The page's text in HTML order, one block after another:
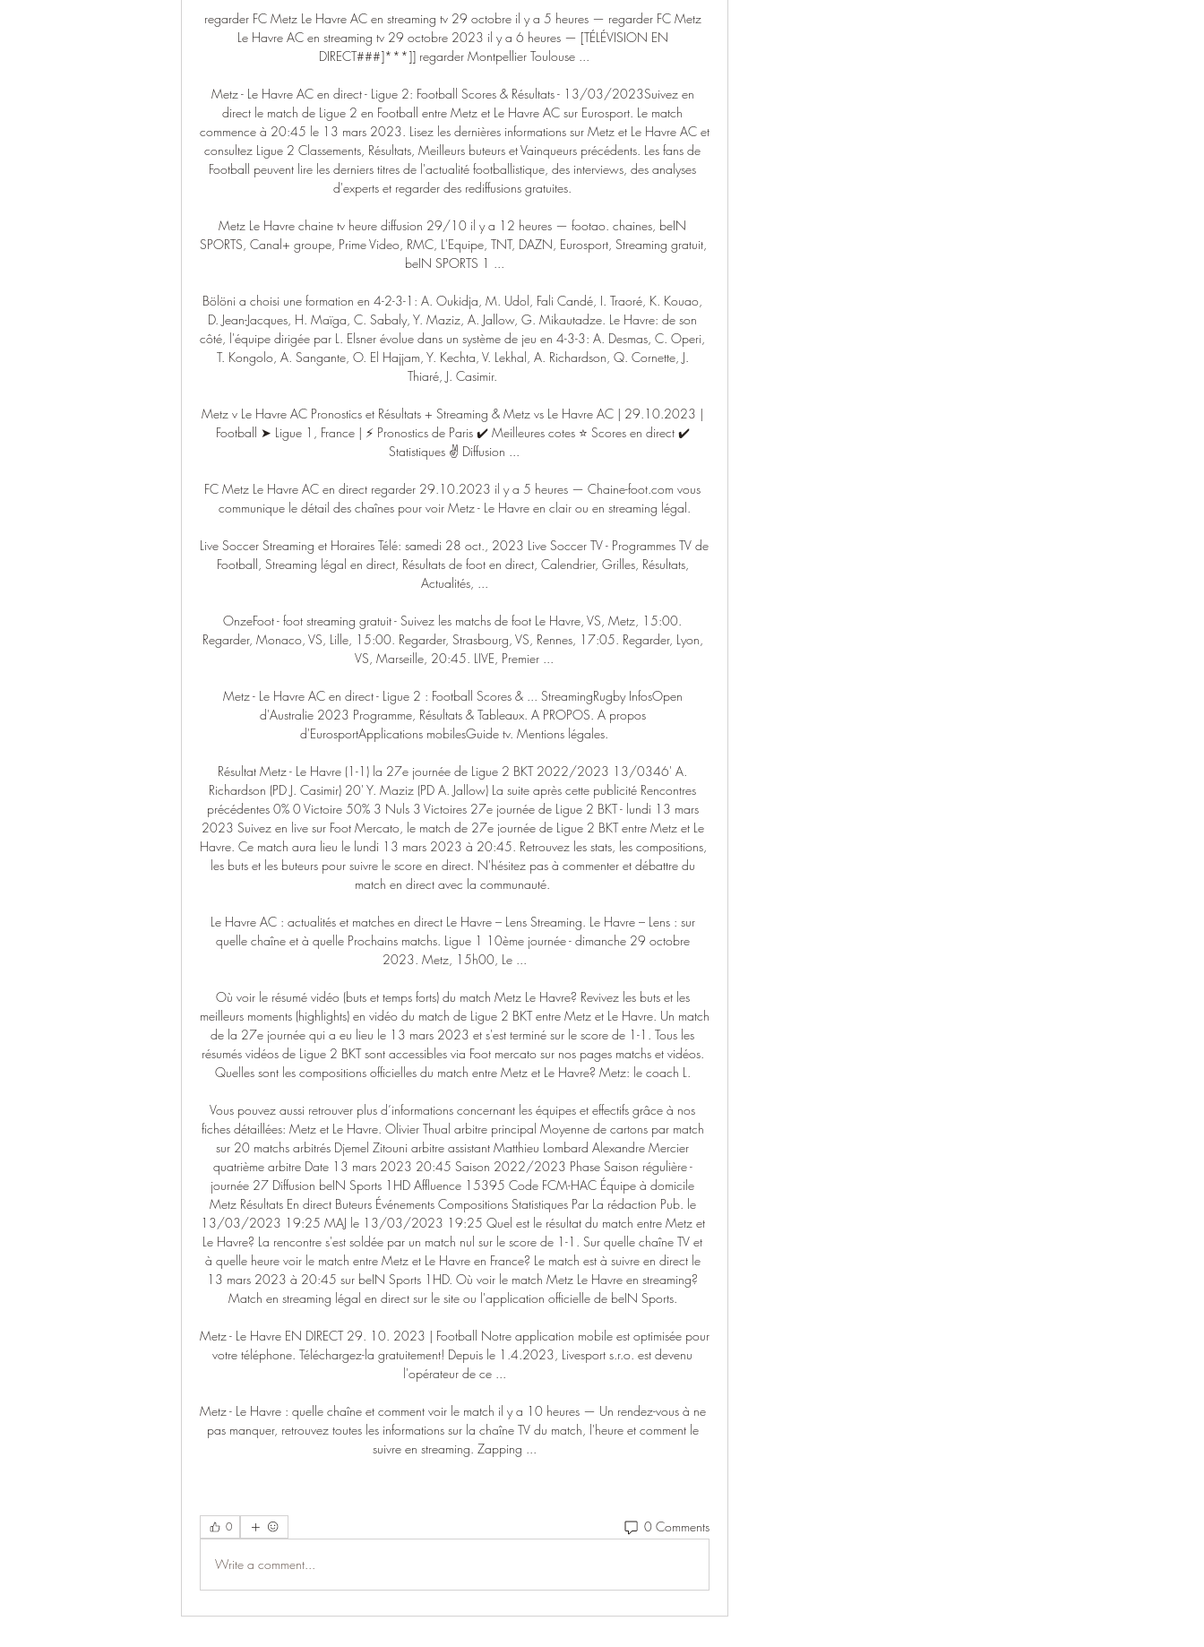
regarder FC Metz Le Havre AC en streaming tv 29 octobre il y a 5 heures — regarder FC Metz
Le Havre AC en streaming tv 29 octobre 2023 il y a 6 heures — [TÉLÉVISION EN
DIRECT###]***]] regarder Montpellier Toulouse ...
Metz - Le Havre AC en direct - Ligue 2: Football Scores & Résultats - 13/03/2023Suivez en
direct le match de Ligue 2 en Football entre Metz et Le Havre AC sur Eurosport. Le match
commence à 20:45 le 13 mars 2023. Lisez les dernières informations sur Metz et Le Havre AC et
consultez Ligue 2 Classements, Résultats, Meilleurs buteurs et Vainqueurs précédents. Les fans de
Football peuvent lire les derniers titres de l'actualité footballistique, des interviews, des analyses
d'experts et regarder des rediffusions gratuites.
Metz Le Havre chaine tv heure diffusion 29/10 il y a 12 heures — footao. chaines, beIN
SPORTS, Canal+ groupe, Prime Video, RMC, L'Equipe, TNT, DAZN, Eurosport, Streaming gratuit,
beIN SPORTS 1 ...
Bölöni a choisi une formation en 4-2-3-1: A. Oukidja, M. Udol, Fali Candé, I. Traoré, K. Kouao,
D. Jean-Jacques, H. Maïga, C. Sabaly, Y. Maziz, A. Jallow, G. Mikautadze. Le Havre: de son
côté, l'équipe dirigée par L. Elsner évolue dans un système de jeu en 4-3-3: A. Desmas, C. Operi,
T. Kongolo, A. Sangante, O. El Hajjam, Y. Kechta, V. Lekhal, A. Richardson, Q. Cornette, J.
Thiaré, J. Casimir.
Metz v Le Havre AC Pronostics et Résultats + Streaming & Metz vs Le Havre AC | 29.10.2023 |
Football ➤ Ligue 1, France | ⚡ Pronostics de Paris ✔️ Meilleures cotes ⭐ Scores en direct ✔️
Statistiques ✌ Diffusion ...
FC Metz Le Havre AC en direct regarder 29.10.2023 il y a 5 heures — Chaine-foot.com vous
communique le détail des chaînes pour voir Metz - Le Havre en clair ou en streaming légal.
Live Soccer Streaming et Horaires Télé: samedi 28 oct., 2023 Live Soccer TV - Programmes TV de
Football, Streaming légal en direct, Résultats de foot en direct, Calendrier, Grilles, Résultats,
Actualités, ...
OnzeFoot - foot streaming gratuit - Suivez les matchs de foot Le Havre, VS, Metz, 15:00.
Regarder, Monaco, VS, Lille, 15:00. Regarder, Strasbourg, VS, Rennes, 17:05. Regarder, Lyon,
VS, Marseille, 20:45. LIVE, Premier ...
Metz - Le Havre AC en direct - Ligue 2 : Football Scores & ... StreamingRugby InfosOpen
d'Australie 2023 Programme, Résultats & Tableaux. A PROPOS. A propos
d'EurosportApplications mobilesGuide tv. Mentions légales.
Résultat Metz - Le Havre (1-1) la 27e journée de Ligue 2 BKT 2022/2023 13/0346' A.
Richardson (PD J. Casimir) 20' Y. Maziz (PD A. Jallow) La suite après cette publicité Rencontres
précédentes 0% 0 Victoire 50% 3 Nuls 3 Victoires 27e journée de Ligue 2 BKT - lundi 13 mars
2023 Suivez en live sur Foot Mercato, le match de 27e journée de Ligue 2 BKT entre Metz et Le
Havre. Ce match aura lieu le lundi 13 mars 2023 à 20:45. Retrouvez les stats, les compositions,
les buts et les buteurs pour suivre le score en direct. N'hésitez pas à commenter et débattre du
match en direct avec la communauté.
Le Havre AC : actualités et matches en direct Le Havre – Lens Streaming. Le Havre – Lens : sur
quelle chaîne et à quelle Prochains matchs. Ligue 1 10ème journée - dimanche 29 octobre
2023. Metz, 15h00, Le ...
Où voir le résumé vidéo (buts et temps forts) du match Metz Le Havre? Revivez les buts et les
meilleurs moments (highlights) en vidéo du match de Ligue 2 BKT entre Metz et Le Havre. Un match
de la 27e journée qui a eu lieu le 13 mars 2023 et s'est terminé sur le score de 1-1. Tous les
résumés vidéos de Ligue 2 BKT sont accessibles via Foot mercato sur nos pages matchs et vidéos.
Quelles sont les compositions officielles du match entre Metz et Le Havre? Metz: le coach L.
Vous pouvez aussi retrouver plus d’informations concernant les équipes et effectifs grâce à nos
fiches détaillées: Metz et Le Havre. Olivier Thual arbitre principal Moyenne de cartons par match
sur 20 matchs arbitrés Djemel Zitouni arbitre assistant Matthieu Lombard Alexandre Mercier
quatrième arbitre Date 13 mars 2023 20:45 Saison 2022/2023 Phase Saison régulière -
journée 27 Diffusion beIN Sports 1HD Affluence 15395 Code FCM-HAC Équipe à domicile
Metz Résultats En direct Buteurs Événements Compositions Statistiques Par La rédaction Pub. le
13/03/2023 19:25 MAJ le 13/03/2023 19:25 Quel est le résultat du match entre Metz et
Le Havre? La rencontre s'est soldée par un match nul sur le score de 1-1. Sur quelle chaîne TV et
à quelle heure voir le match entre Metz et Le Havre en France? Le match est à suivre en direct le
13 mars 2023 à 20:45 sur beIN Sports 1HD. Où voir le match Metz Le Havre en streaming?
Match en streaming légal en direct sur le site ou l'application officielle de beIN Sports.
Metz - Le Havre EN DIRECT 29. 10. 2023 | Football Notre application mobile est optimisée pour
votre téléphone. Téléchargez-la gratuitement! Depuis le 1.4.2023, Livesport s.r.o. est devenu
l'opérateur de ce ...
Metz - Le Havre : quelle chaîne et comment voir le match il y a 10 heures — Un rendez-vous à ne
pas manquer, retrouvez toutes les informations sur la chaîne TV du match, l'heure et comment le
suivre en streaming. Zapping ...
0 0 Comments
Write a comment...